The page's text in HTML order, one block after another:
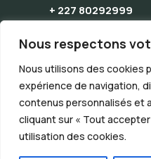
Nous respectons
Nous utilisons des cookies
expérience de navigation,
contenus personnalisés et
cliquant sur « Tout
utilisation des cookies.
+ 227 80292999